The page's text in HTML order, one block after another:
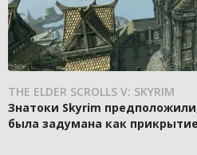
THE ELDER SCROLLS V: SKYRIM
Знатоки Skyrim
была задумана как